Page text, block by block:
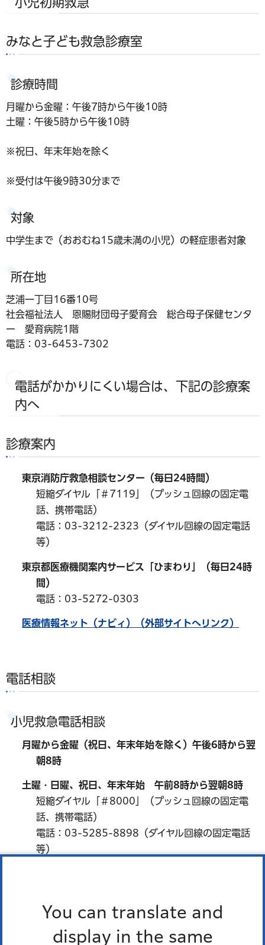
You can translate and
display in the same
みなと子ども救急診療室
診療時間
月曜から金曜：午後7時から午後10時
土曜：午後5時から午後10時
※祝日、年末年始を除く
※受付は午後9時30分まで
対象
中学生まで（おおむね15歳未満の小児）の軽症患者対象
所在地
芝浦一丁目16番10号
社会福祉法人 恩賜財団母子愛育会 総合母子保健センタ
ー 愛育病院1階
電話：03-6453-7302
電話がかかりにくい場合は、下記の診療案
内へ
診療案内
東京消防庁救急相談センター（毎日24時間）
短縮ダイヤル「＃7119」（プッシュ回線の固定電
話、携帯電話）
電話：03-3212-2323（ダイヤル回線の固定電話
等）
東京都医療機関案内サービス「ひまわり」（毎日24時
間）
電話：03-5272-0303
医療情報ネット（ナビィ）（外部サイトへリンク）
電話相談
小児救急電話相談
月曜から金曜（祝日、年末年始を除く）午後6時から翌
朝8時
土曜・日曜、祝日、年末年始 午前8時から翌朝8時
短縮ダイヤル「＃8000」（プッシュ回線の固定電
話、携帯電話）
電話：03-5285-8898（ダイヤル回線の固定電話
等）
※日中、夜間とも区内在住者に限ります。